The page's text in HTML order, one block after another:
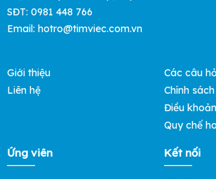
SĐT: 0981 448 766
Email: hotro@timviec.com.vn
Giới thiệu
Liên hệ
Các câu
Chính
Điều
Quy chế
Ứng viên Kết nối